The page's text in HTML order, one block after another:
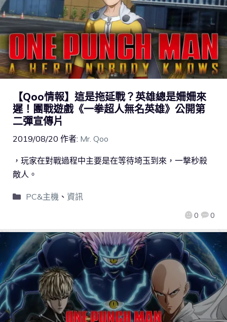
【Qoo情報】這是拖延戰？英雄總是姍姍來
遲！團戰遊戲《一拳超人無名英雄》公開第
二彈宣傳片
2019/08/20 作者: Mr. Qoo
0 0
，玩家在對戰過程中主要是在等待埼玉到來，一撃秒殺
敵人。
PC&主機、 資訊